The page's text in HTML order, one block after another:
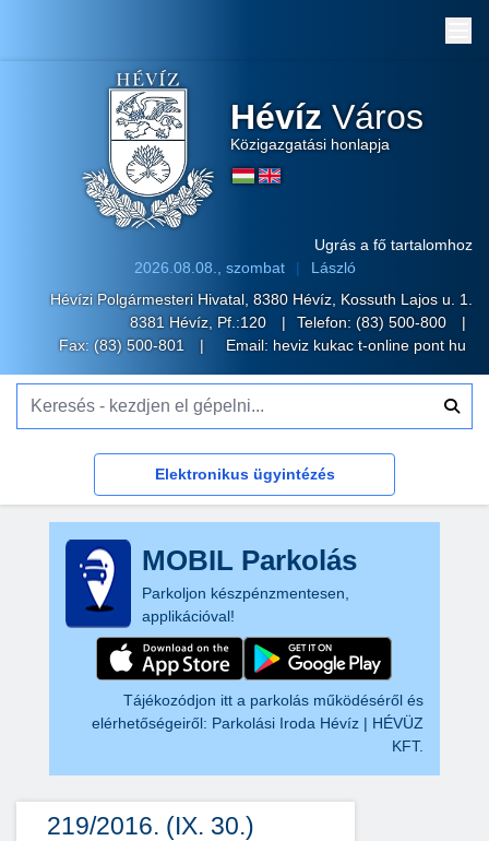
Hévíz Város
Közigazgatási honlapja
Ugrás a fő tartalomhoz
2026.08.08., szombat
László
Hévízi Polgármesteri Hivatal, 8380 Hévíz, Kossuth Lajos u. 1.
8381 Hévíz, Pf.:120
Telefon: (83) 500-800
Fax: (83) 500-801
Email: heviz kukac t-online pont hu
Elektronikus ügyintézés
MOBIL Parkolás
Parkoljon készpénzmentesen,
applikációval!
Tájékozódjon itt a parkolás működéséről és
elérhetőségeiről: Parkolási Iroda Hévíz | HÉVÜZ
KFT.
219/2016. (IX. 30.)